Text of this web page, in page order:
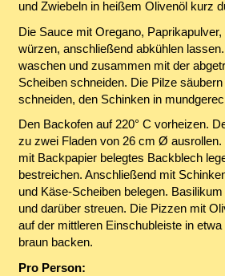
und Zwiebeln in heißem Olivenöl kurz
Die Sauce mit Oregano,
würzen, anschließend abkühlen
waschen und zusammen mit der
Scheiben schneiden. Die Pilze
schneiden, den Schinken in
Den Backofen auf 220° C vorheizen.
zu zwei Fladen von 26 cm Ø ausrollen.
mit Backpapier belegtes Backblech
bestreichen. Anschließend mit
und Käse-Scheiben belegen.
und darüber streuen. Die Pizzen mit
auf der mittleren Einschubleiste in
braun backen.
Pro Person: